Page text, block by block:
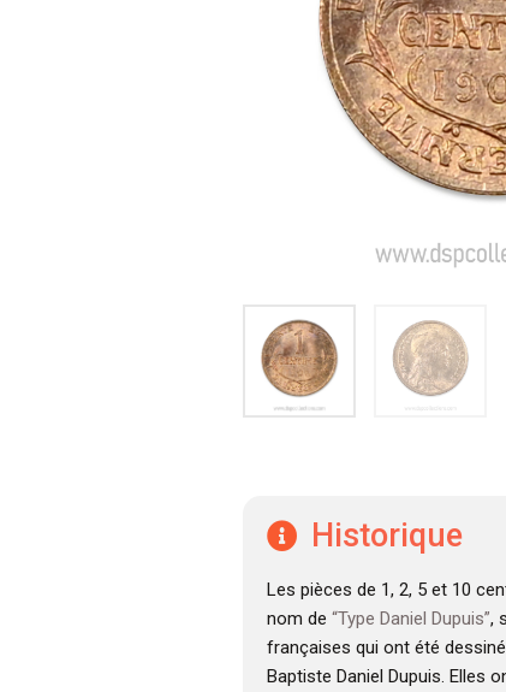
Historique
Les pièces de 1, 2, 5 et 10
nom de “Type Daniel Dupuis”,
françaises qui ont été
Baptiste Daniel Dupuis. Elles